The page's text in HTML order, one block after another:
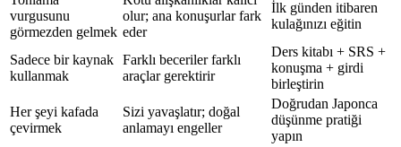
vurgusunu
görmezden gelmek
olur; ana konuşurlar fark
eder
İlk günden itibaren
kulağınızı eğitin
Sadece bir kaynak
kullanmak
Farklı beceriler farklı
araçlar gerektirir
Ders kitabı + SRS +
konuşma + girdi
birleştirin
Her şeyi kafada
çevirmek
Sizi yavaşlatır; doğal
anlamayı engeller
Doğrudan Japonca
düşünme pratiği
yapın